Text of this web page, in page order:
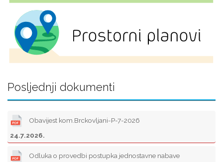
Posljednji dokumenti
Obavijest kom.Brckovljani-P-7-2026
24.7.2026.
Odluka o provedbi postupka jednostavne nabave